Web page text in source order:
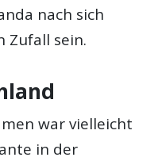
nach sich
Zufall sein.
war vielleicht
in der